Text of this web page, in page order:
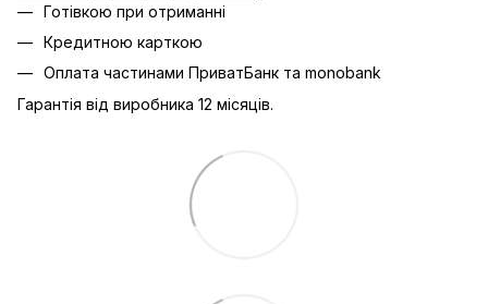
Готівкою при отриманні
Кредитною карткою
Оплата частинами ПриватБанк та monobank
Гарантія від виробника 12 місяців.